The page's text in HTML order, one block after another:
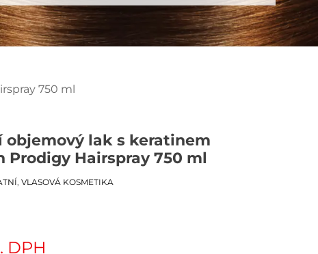
750 ml
objemový lak s keratinem
Prodigy Hairspray 750 ml
VLASOVÁ KOSMETIKA
DPH